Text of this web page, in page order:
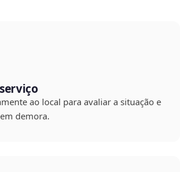
ao local para avaliar a situação e
demora.